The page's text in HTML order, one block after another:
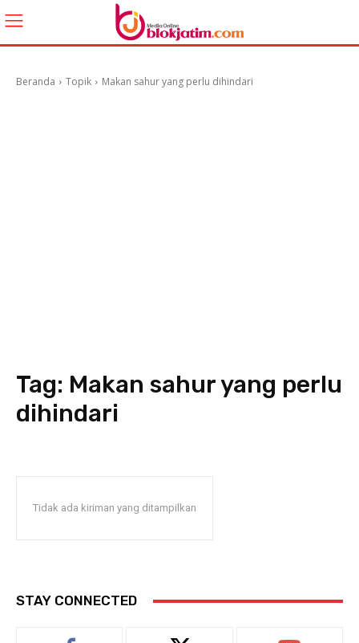
Beranda Topik Makan sahur yang perlu dihindari
Tag: Makan sahur yang perlu
dihindari
Tidak ada kiriman yang ditampilkan
STAY CONNECTED